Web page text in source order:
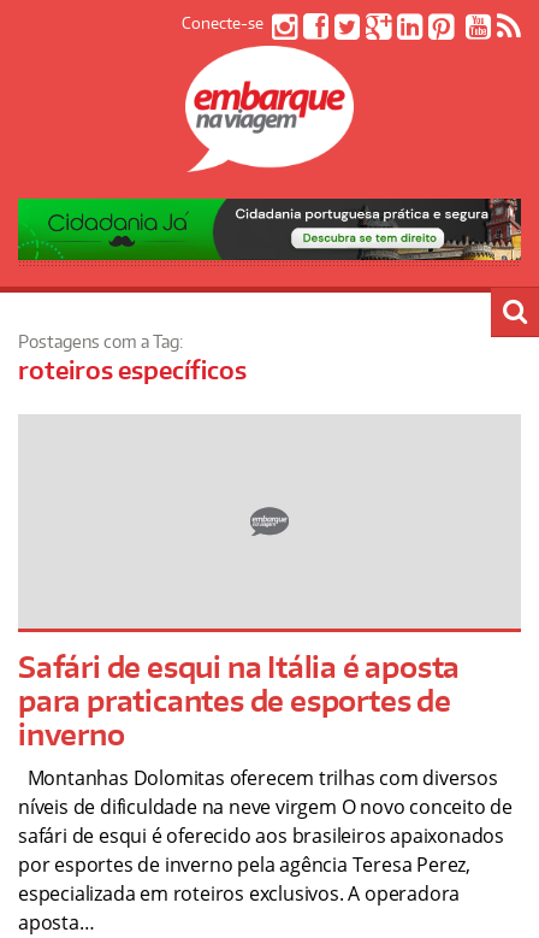
Conecte-se
Postagens com a Tag:
roteiros específicos
Safári de esqui na Itália é aposta
para praticantes de esportes de
inverno
Montanhas Dolomitas oferecem trilhas com diversos
níveis de dificuldade na neve virgem O novo conceito de
safári de esqui é oferecido aos brasileiros apaixonados
por esportes de inverno pela agência Teresa Perez,
especializada em roteiros exclusivos. A operadora
aposta…